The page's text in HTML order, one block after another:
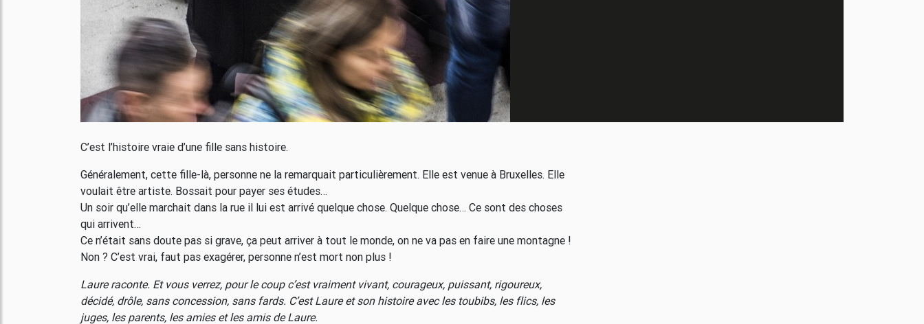
C’est l’histoire vraie d’une fille sans histoire.
Généralement, cette fille-là, personne ne la remarquait particulièrement. Elle est venue à Bruxelles. Elle
voulait être artiste. Bossait pour payer ses études…
Un soir qu’elle marchait dans la rue il lui est arrivé quelque chose. Quelque chose… Ce sont des choses
qui arrivent…
Ce n’était sans doute pas si grave, ça peut arriver à tout le monde, on ne va pas en faire une montagne !
Non ? C’est vrai, faut pas exagérer, personne n’est mort non plus !
Laure raconte. Et vous verrez, pour le coup c’est vraiment vivant, courageux, puissant, rigoureux,
décidé, drôle, sans concession, sans fards. C’est Laure et son histoire avec les toubibs, les flics, les
juges, les parents, les amies et les amis de Laure.